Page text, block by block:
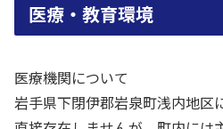
医療・教育環境
医療機関について
岩手県下閉伊郡岩泉町浅内地区